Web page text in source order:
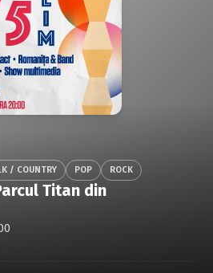
/ COUNTRY POP ROCK
Titan din